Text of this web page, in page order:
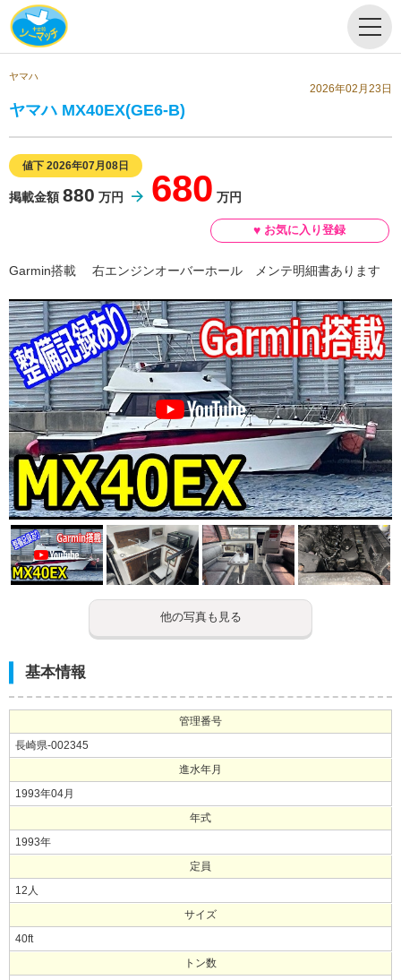
ヤマハ
2026年02月23日
ヤマハ MX40EX(GE6-B)
値下 2026年07月08日
掲載金額880 万円 680 万円
Garmin搭載 右エンジンオーバーホール メンテ明細書あります
他の写真も見る
基本情報
管理番号
長崎県-002345
進水年月
1993年04月
年式
1993年
定員
12人
サイズ
40ft
トン数